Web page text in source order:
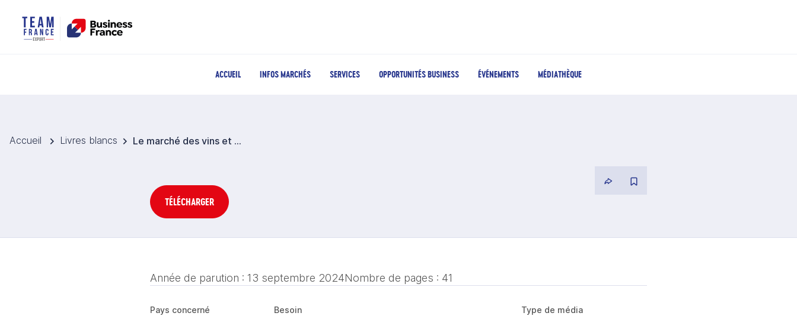
ACCUEIL INFOS MARCHÉS SERVICES OPPORTUNITÉS BUSINESS ÉVÉNEMENTS MÉDIATHÈQUE
Accueil Livres blancs Le marché des vins et spiritueux en Australie
TÉLÉCHARGER
Année de parution : 13 septembre 2024Nombre de pages : 41
Pays concerné Besoin Type de média